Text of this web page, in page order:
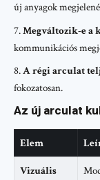
új anyagok
Megváltozik-e a
kommunikációs
A régi arculat
fokozatosan.
Az új arculat
Elem
Vizuális